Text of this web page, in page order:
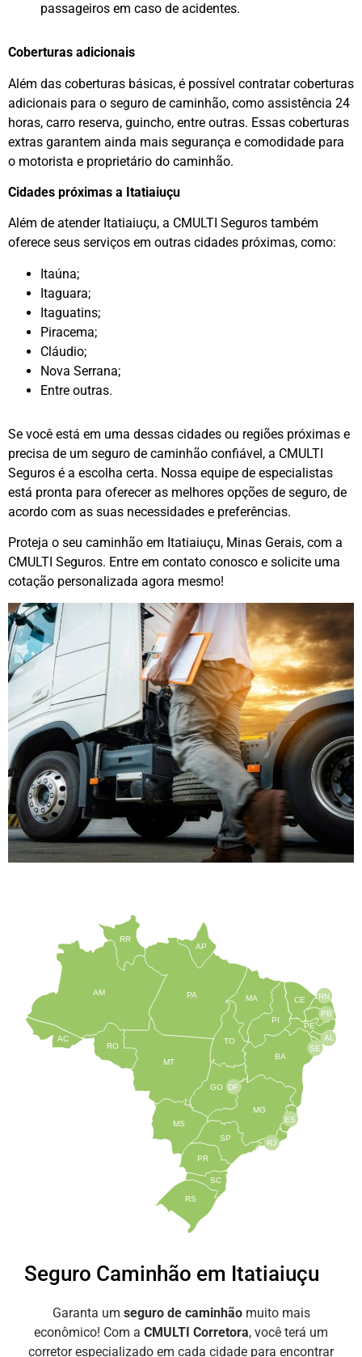
passageiros em caso de acidentes.
Coberturas adicionais
Além das coberturas básicas, é possível contratar coberturas
adicionais para o seguro de caminhão, como assistência 24
horas, carro reserva, guincho, entre outras. Essas coberturas
extras garantem ainda mais segurança e comodidade para
o motorista e proprietário do caminhão.
Cidades próximas a Itatiaiuçu
Além de atender Itatiaiuçu, a CMULTI Seguros também
oferece seus serviços em outras cidades próximas, como:
Itaúna;
Itaguara;
Itaguatins;
Piracema;
Cláudio;
Nova Serrana;
Entre outras.
Se você está em uma dessas cidades ou regiões próximas e
precisa de um seguro de caminhão confiável, a CMULTI
Seguros é a escolha certa. Nossa equipe de especialistas
está pronta para oferecer as melhores opções de seguro, de
acordo com as suas necessidades e preferências.
Proteja o seu caminhão em Itatiaiuçu, Minas Gerais, com a
CMULTI Seguros. Entre em contato conosco e solicite uma
cotação personalizada agora mesmo!
TO
BA
SE
PE
AL
RN
CE
PI
MA
AP
PA
RR
AM
AC
RO
MT
MS
GO
PR
SC
RS
SP
MG
RJ
ES
DF
PB
Seguro Caminhão em Itatiaiuçu
Garanta um seguro de caminhão muito mais
econômico! Com a CMULTI Corretora, você terá um
corretor especializado em cada cidade para encontrar